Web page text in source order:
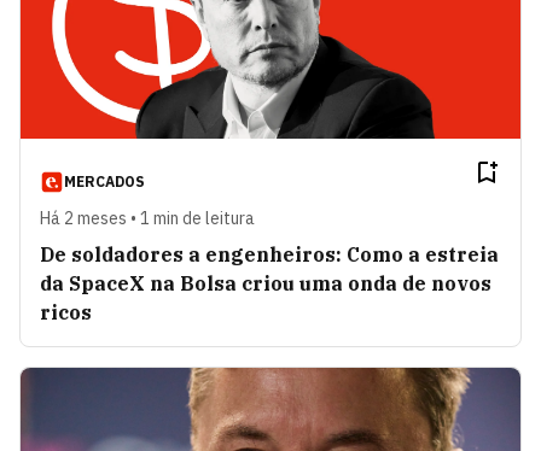
MERCADOS
Há 2 meses • 1 min de leitura
De soldadores a engenheiros: Como a estreia
da SpaceX na Bolsa criou uma onda de novos
ricos